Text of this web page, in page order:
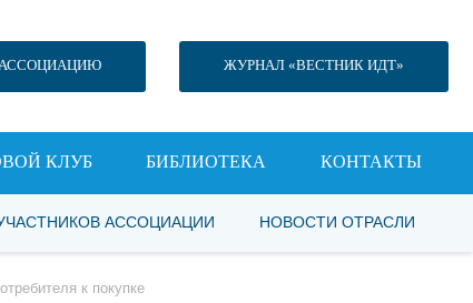
ЖУРНАЛ «ВЕСТНИК ИДТ»
КЛУБ БИБЛИОТЕКА КОНТАКТЫ
АССОЦИАЦИИ НОВОСТИ ОТРАСЛИ
к покупке